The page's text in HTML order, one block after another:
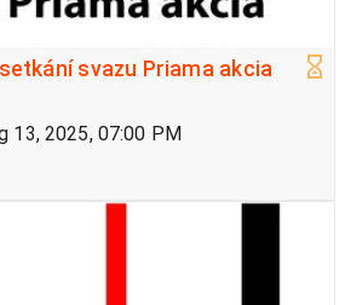
svazu Priama akcia
13, 2025, 07:00 PM